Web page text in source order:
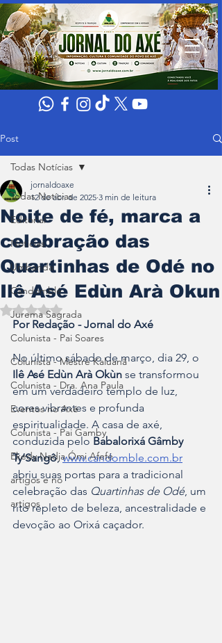
Post
Todas Notícias
Editorial
Noticias
Umbanda
Candomblé
Jurema Sagrada
Colunista - Pai Soares
Colunista - Mestre Kaluanã
Colunista - Dra. Ana Paula
Eventos no Axé
Colunista - Pai Gamby
Ekedy Nadja Ómi Afefé
artigos e no
artigos
Todas Notícias
Noite de fé, marca a
celebração das
Quartinhas de Odé no
Ilê Asé Edùn Arà Okun
jornaldoaxe
12 de abr. de 2025 3 min de leitura
Avaliado com NaN de 5 estrelas.
Por Redação - Jornal do Axé
No último sábado de março, dia 29, o
Ilê Asé Edùn Arà Okùn se transformou
em um verdadeiro templo de luz,
cores vibrantes e profunda
espiritualidade. A casa de axé,
conduzida pelo Babalorixá Gâmby
Ty’Sangô, www.candomble.com.br
abriu suas portas para a tradicional
celebração das Quartinhas de Odé, um
rito repleto de beleza, ancestralidade e
devoção ao Orixá caçador.